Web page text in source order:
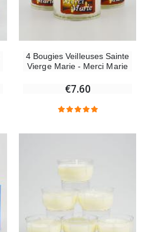
4 Bougies Veilleuses Sainte
Vierge Marie - Merci Marie
€7.60